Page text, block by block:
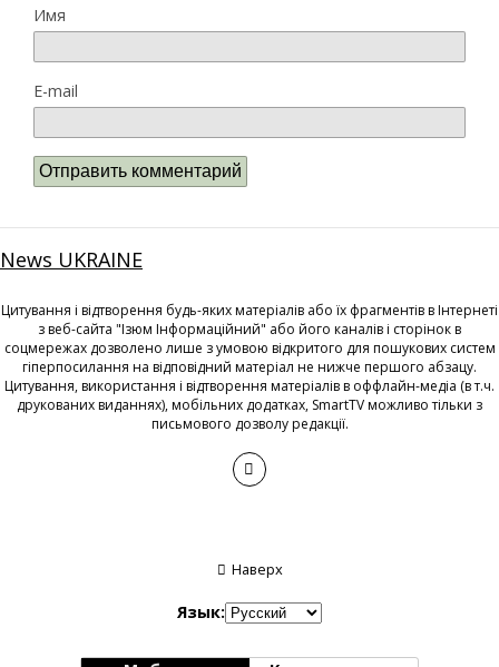
Имя
E-mail
News UKRAINE
Цитування і відтворення будь-яких матеріалів або їх фрагментів в Інтернеті
з веб-сайта "Ізюм Інформаційний" або його каналів і сторінок в
соцмережах дозволено лише з умовою відкритого для пошукових систем
гіперпосилання на відповідний матеріал не нижче першого абзацу.
Цитування, використання і відтворення матеріалів в оффлайн-медіа (в т.ч.
друкованих виданнях), мобільних додатках, SmartTV можливо тільки з
письмового дозволу редакції.
Наверх
Язык: